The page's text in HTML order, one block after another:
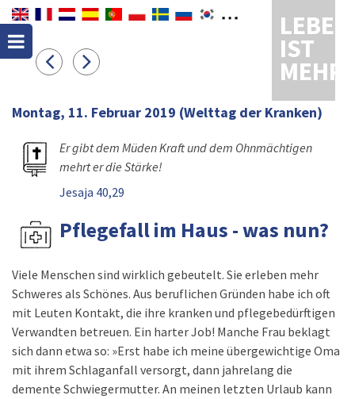
LEBEN
IST
MEHR
Montag, 11. Februar 2019 (Welttag der Kranken)
Er gibt dem Müden Kraft und dem Ohnmächtigen
mehrt er die Stärke!
Jesaja 40,29
Pflegefall im Haus - was nun?
Viele Menschen sind wirklich gebeutelt. Sie erleben mehr
Schweres als Schönes. Aus beruflichen Gründen habe ich oft
mit Leuten Kontakt, die ihre kranken und pflegebedürftigen
Verwandten betreuen. Ein harter Job! Manche Frau beklagt
sich dann etwa so: »Erst habe ich meine übergewichtige Oma
mit ihrem Schlaganfall versorgt, dann jahrelang die
demente Schwiegermutter. An meinen letzten Urlaub kann